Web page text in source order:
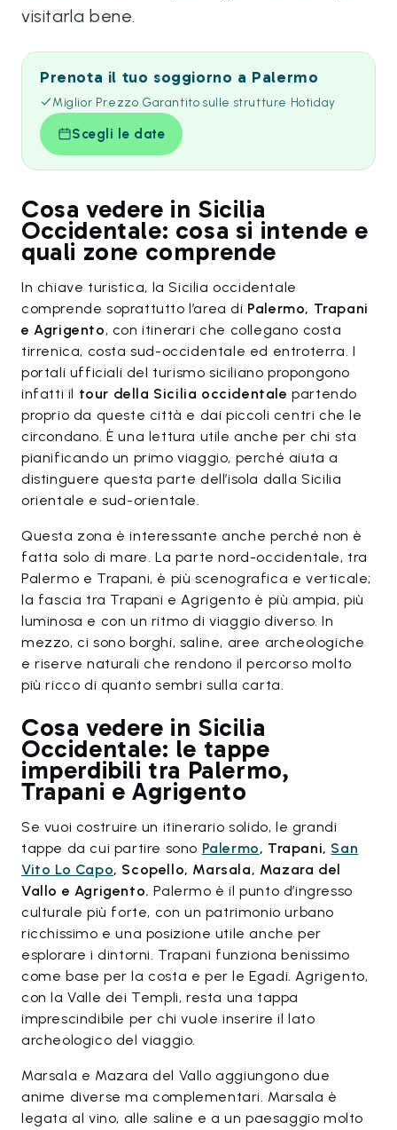
visitarla bene.
Prenota il tuo soggiorno a Palermo
Miglior Prezzo Garantito sulle strutture Hotiday
Scegli le date
Cosa vedere in Sicilia
Occidentale: cosa si intende e
quali zone comprende
In chiave turistica, la Sicilia occidentale
comprende soprattutto l’area di Palermo, Trapani
e Agrigento, con itinerari che collegano costa
tirrenica, costa sud-occidentale ed entroterra. I
portali ufficiali del turismo siciliano propongono
infatti il tour della Sicilia occidentale partendo
proprio da queste città e dai piccoli centri che le
circondano. È una lettura utile anche per chi sta
pianificando un primo viaggio, perché aiuta a
distinguere questa parte dell’isola dalla Sicilia
orientale e sud-orientale.
Questa zona è interessante anche perché non è
fatta solo di mare. La parte nord-occidentale, tra
Palermo e Trapani, è più scenografica e verticale;
la fascia tra Trapani e Agrigento è più ampia, più
luminosa e con un ritmo di viaggio diverso. In
mezzo, ci sono borghi, saline, aree archeologiche
e riserve naturali che rendono il percorso molto
più ricco di quanto sembri sulla carta.
Cosa vedere in Sicilia
Occidentale: le tappe
imperdibili tra Palermo,
Trapani e Agrigento
Se vuoi costruire un itinerario solido, le grandi
tappe da cui partire sono Palermo, Trapani, San
Vito Lo Capo, Scopello, Marsala, Mazara del
Vallo e Agrigento. Palermo è il punto d’ingresso
culturale più forte, con un patrimonio urbano
ricchissimo e una posizione utile anche per
esplorare i dintorni. Trapani funziona benissimo
come base per la costa e per le Egadi. Agrigento,
con la Valle dei Templi, resta una tappa
imprescindibile per chi vuole inserire il lato
archeologico del viaggio.
Marsala e Mazara del Vallo aggiungono due
anime diverse ma complementari. Marsala è
legata al vino, alle saline e a un paesaggio molto